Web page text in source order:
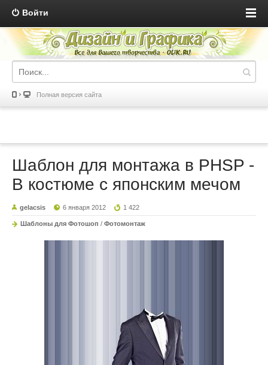
Войти
Полная версия сайта
Шаблон для монтажа в PHSP -
В костюме с японским мечом
gelacsis 6 января 2012 1 422
Шаблоны для Фотошоп / Фотомонтаж